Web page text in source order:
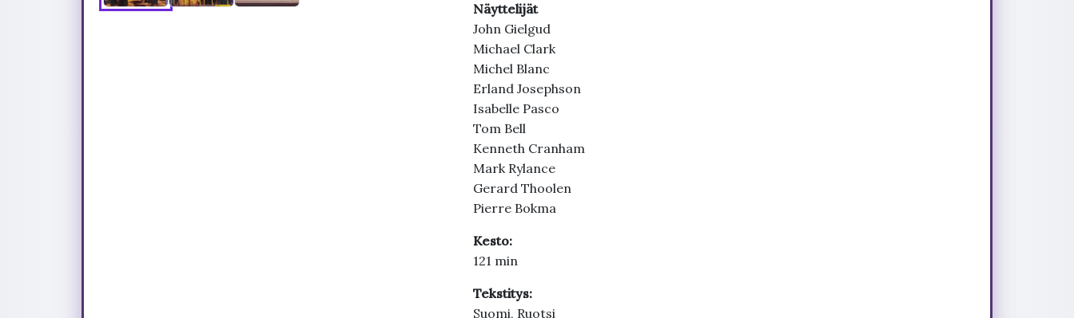
Näyttelijät
John Gielgud
Michael Clark
Michel Blanc
Erland Josephson
Isabelle Pasco
Tom Bell
Kenneth Cranham
Mark Rylance
Gerard Thoolen
Pierre Bokma
Kesto:
121 min
Tekstitys:
Suomi, Ruotsi